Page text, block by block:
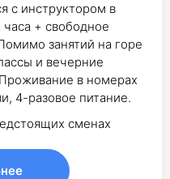
с инструктором в
+ свободное
занятий на горе
и вечерние
в номерах
4-разовое питание.
сменах